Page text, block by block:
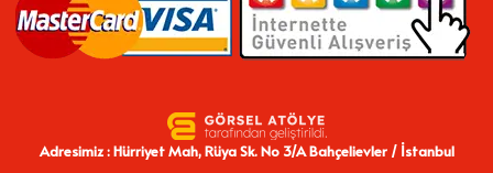
Adresimiz : Hürriyet Mah, Rüya Sk. No 3/A Bahçelievler / İstanbul